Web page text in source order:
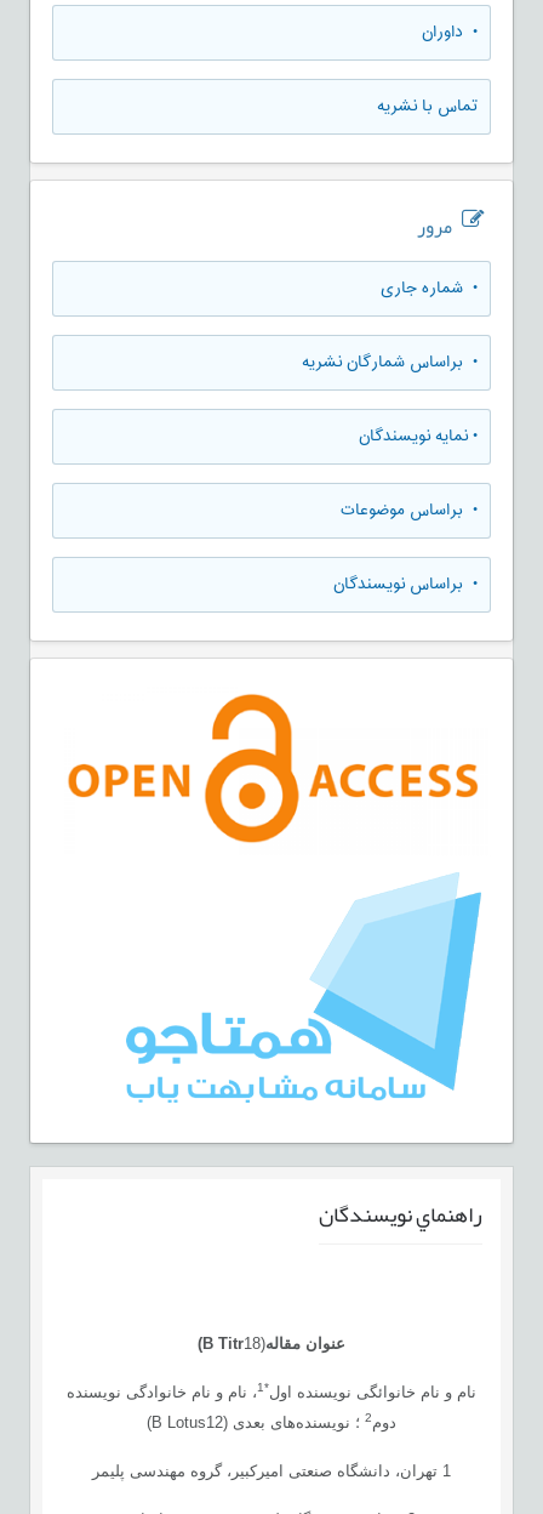
• داوران
تماس با نشریه
مرور
• شماره جاری
• براساس شمارگان نشریه
•نمایه نویسندگان
• براساس موضوعات
• براساس نویسندگان
راهنماي نويسندگان
عنوان مقاله(
B Titr18
)
نام‌ و نام خانوائگی نویسنده اول
، نام‌ و نام خانوادگی نویسنده
دوم ؛ نویسنده‌های بعدی (B Lotus12)